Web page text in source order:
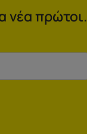
νέα πρώτοι.